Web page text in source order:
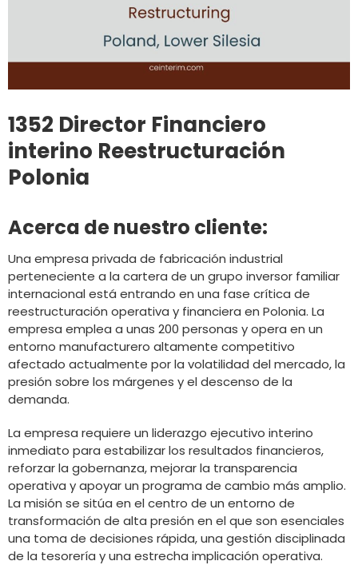
1352 Director Financiero
interino Reestructuración
Polonia
Acerca de nuestro cliente:
Una empresa privada de fabricación industrial
perteneciente a la cartera de un grupo inversor familiar
internacional está entrando en una fase crítica de
reestructuración operativa y financiera en Polonia. La
empresa emplea a unas 200 personas y opera en un
entorno manufacturero altamente competitivo
afectado actualmente por la volatilidad del mercado, la
presión sobre los márgenes y el descenso de la
demanda.
La empresa requiere un liderazgo ejecutivo interino
inmediato para estabilizar los resultados financieros,
reforzar la gobernanza, mejorar la transparencia
operativa y apoyar un programa de cambio más amplio.
La misión se sitúa en el centro de un entorno de
transformación de alta presión en el que son esenciales
una toma de decisiones rápida, una gestión disciplinada
de la tesorería y una estrecha implicación operativa.